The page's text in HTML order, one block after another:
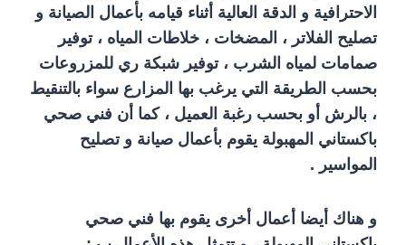
الاحترافية و الدقة العالية أثناء قيامه بأعمال الصيانة و
تصليح الفلاتر ، المضخات ، خلاطات المياه ، توفير
صمامات لمياه الشرب ، توفير شبكة ري للمزروعات
بحسب الطريقة التي يرغب بها المزارع سواء بالتنقيط
، بالرش أو بحسب رغبة العميل ، كما أن فني صحي
باكستاني المهبولة يقوم بأعمال صيانة و تصليح
المواسير .
و هناك أيضا أعمال أخرى يقوم بها فني صحي